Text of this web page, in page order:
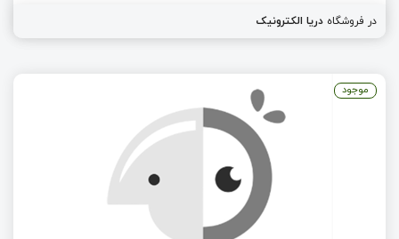
در فروشگاه دریا الکترونیک
موجود